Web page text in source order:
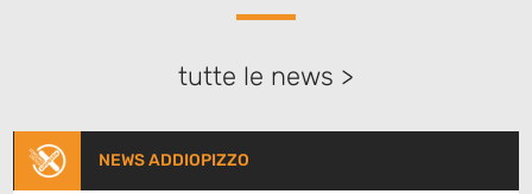
tutte le news >
NEWS ADDIOPIZZO